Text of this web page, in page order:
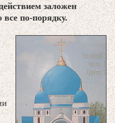
заложен
по-порядку.